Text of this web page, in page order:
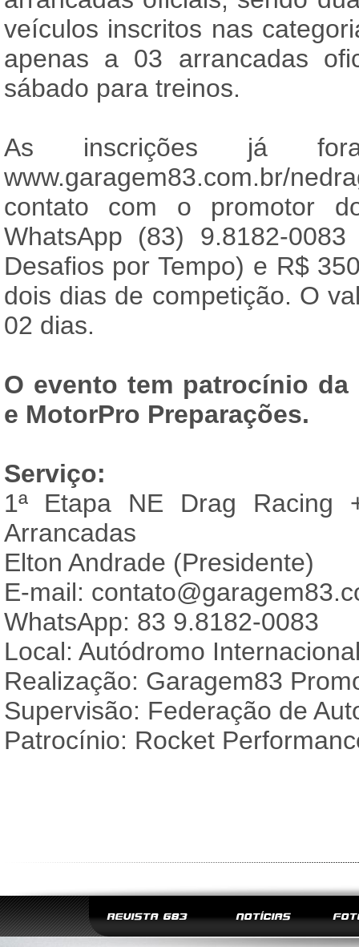
veículos inscritos nas
apenas a 03 arrancadas
sábado para treinos.
As inscrições já
www.garagem83.com.br/
contato com o promotor
WhatsApp (83) 9.8182-
Desafios por Tempo) e R$
dois dias de competição. O
02 dias.
O evento tem patrocínio da
e MotorPro Preparações.
Serviço:
1ª Etapa NE Drag Racing
Arrancadas
Elton Andrade (Presidente)
E-mail:
WhatsApp: 83 9.8182-0083
Local: Autódromo
Realização: Garagem83
Supervisão: Federação de
Patrocínio: Rocket
REVISTA G83 NOTÍCIAS